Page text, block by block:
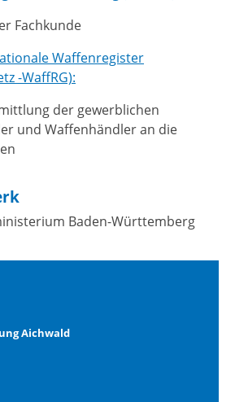
Fachkunde
Waffenregister
-WaffRG):
der gewerblichen
und Waffenhändler an die
Baden-Württemberg
Aichwald